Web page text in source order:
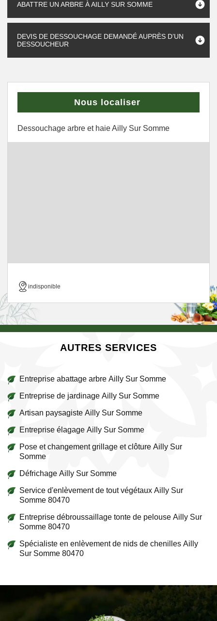
ABATTRE UN ARBRE À AILLY SUR SOMME
DEVIS DE DESSOUCHAGE DEMANDÉ AUPRÈS D’UN
DESSOUCHEUR
Nous localiser
Dessouchage arbre et haie Ailly Sur Somme
indisponible
AUTRES SERVICES
Entreprise abattage arbre Ailly Sur Somme
Entreprise de jardinage Ailly Sur Somme
Artisan paysagiste Ailly Sur Somme
Entreprise élagage Ailly Sur Somme
Pose et changement grillage et clôture Ailly Sur
Somme
Défrichage Ailly Sur Somme
Service d'enlèvement de tout végétaux Ailly Sur
Somme 80470
Entreprise débroussaillage tonte de pelouse Ailly Sur
Somme 80470
Spécialiste en enlèvement de nids de chenilles Ailly
Sur Somme 80470